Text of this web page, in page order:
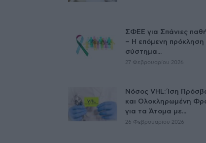
ΣΦΕΕ για Σπάνιες
– Η επόμενη πρόκληση
σύστημα...
27 Φεβρουαρίου 2026
Νόσος VHL: Ίση
και Ολοκληρωμένη
για τα Άτομα με...
26 Φεβρουαρίου 2026